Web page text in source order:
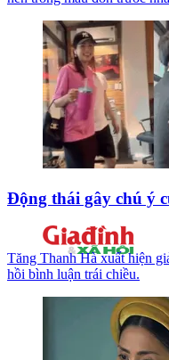
Động thái gây chú ý
Tăng Thanh Hà xuất hiện
hồi bình luận trái chiều.